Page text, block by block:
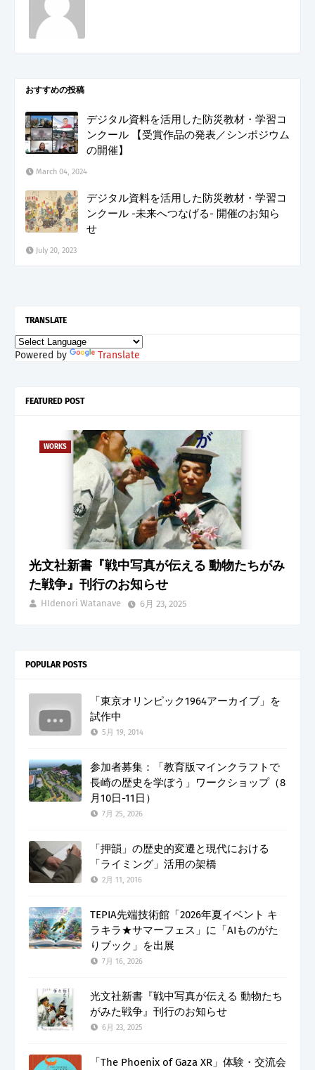
おすすめの投稿
デジタル資料を活用した防災教材・学習コ
ンクール 【受賞作品の発表／シンポジウム
の開催】
March 04, 2024
デジタル資料を活用した防災教材・学習コ
ンクール -未来へつなげる- 開催のお知ら
せ
July 20, 2023
TRANSLATE
Powered by Translate
FEATURED POST
WORKS
光文社新書『戦中写真が伝える 動物たちがみ
た戦争』刊行のお知らせ
HIdenori Watanave 6月 23, 2025
POPULAR POSTS
「東京オリンピック1964アーカイブ」を
試作中
5月 19, 2014
参加者募集：「教育版マインクラフトで
長崎の歴史を学ぼう」ワークショップ（8
月10日-11日）
7月 25, 2026
「押韻」の歴史的変遷と現代における
「ライミング」活用の架橋
2月 11, 2016
TEPIA先端技術館「2026年夏イベント キ
ラキラ★サマーフェス」に「AIものがた
りブック」を出展
7月 16, 2026
光文社新書『戦中写真が伝える 動物たち
がみた戦争』刊行のお知らせ
6月 23, 2025
「The Phoenix of Gaza XR」体験・交流会